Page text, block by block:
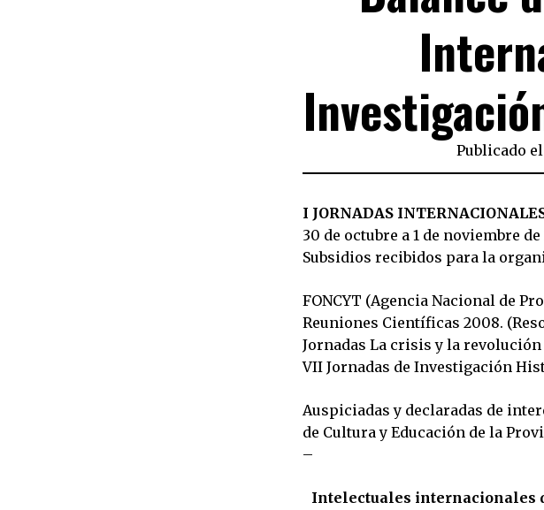
Publicado el
I JORNADAS
30 de octubre a 1 de noviembre
Subsidios recibidos para la
FONCYT (Agencia Nacional de
Reuniones Científicas 2008.
Jornadas La crisis y la
VII Jornadas de Investigación
Auspiciadas y declaradas de
de Cultura y Educación de la
–
Intelectuales internacionales